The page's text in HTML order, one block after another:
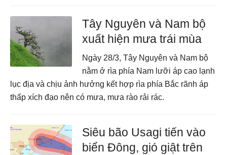
Tây Nguyên và Nam bộ
xuất hiện mưa trái mùa
Ngày 28/3, Tây Nguyên và Nam bộ
nằm ở rìa phía Nam lưỡi áp cao lạnh
lục địa và chịu ảnh hưởng kết hợp rìa phía Bắc rãnh áp
thấp xích đạo nên có mưa, mưa rào rải rác.
Siêu bão Usagi tiến vào
biển Đông, gió giật trên